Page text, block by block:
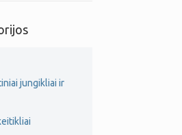
jungikliai ir